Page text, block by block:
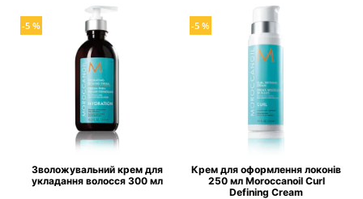
-5 %
Зволожувальний крем для
укладання волосся 300 мл
-5 %
Крем для оформлення локонів
250 мл Moroccanoil Curl
Defining Cream